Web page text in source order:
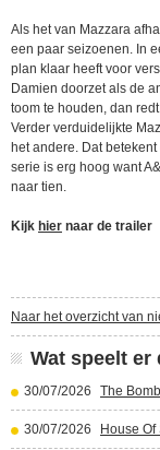
Als het van Mazzara
een paar seizoenen. In
plan klaar heeft voor
Damien doorzet als de
toom te houden, dan
Verder verduidelijkte
het andere. Dat
serie is erg hoog want
naar tien.
Kijk hier naar de trailer
Naar het overzicht van
Wat speelt er
30/07/2026 The
30/07/2026 House